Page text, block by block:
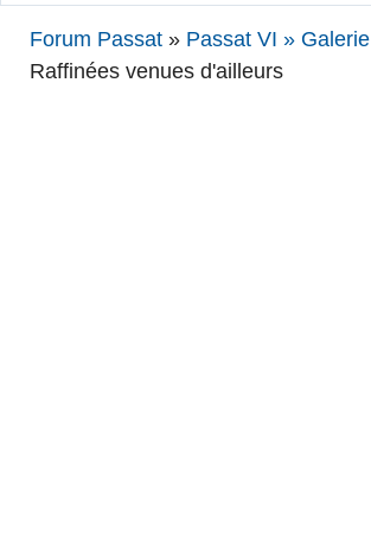
Forum Passat » Passat VI » Galerie
Raffinées venues d'ailleurs